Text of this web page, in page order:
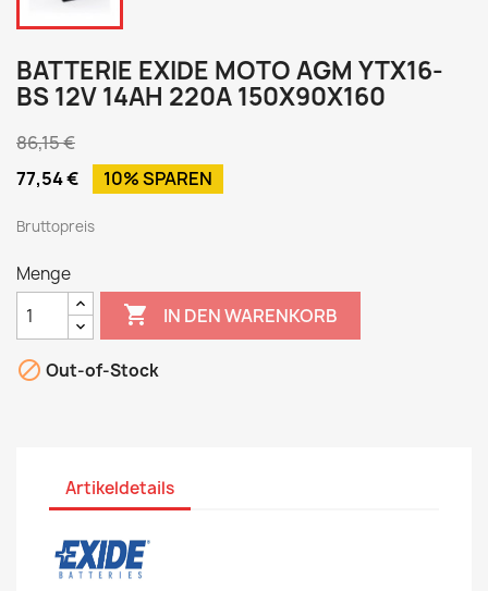
BATTERIE EXIDE MOTO AGM YTX16-
BS 12V 14AH 220A 150X90X160
86,15 €
77,54 €
10% SPAREN
Bruttopreis
Menge
 IN DEN WARENKORB
 Out-of-Stock
Artikeldetails